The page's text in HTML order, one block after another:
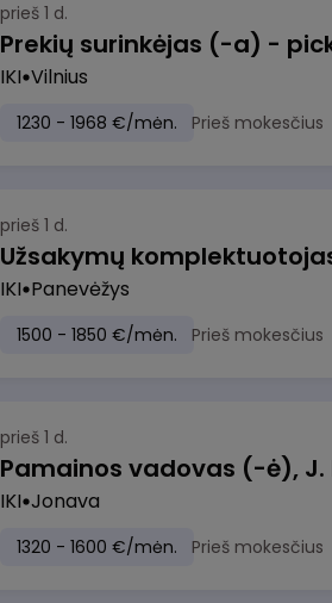
prieš 1 d.
IKI Vilnius
1230 - 1968 €/mėn. Prieš mokesčius
prieš 1 d.
IKI Panevėžys
1500 - 1850 €/mėn. Prieš mokesčius
prieš 1 d.
IKI Jonava
1320 - 1600 €/mėn. Prieš mokesčius